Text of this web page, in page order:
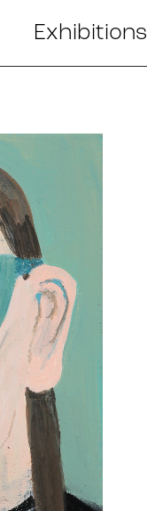
Exhibitions